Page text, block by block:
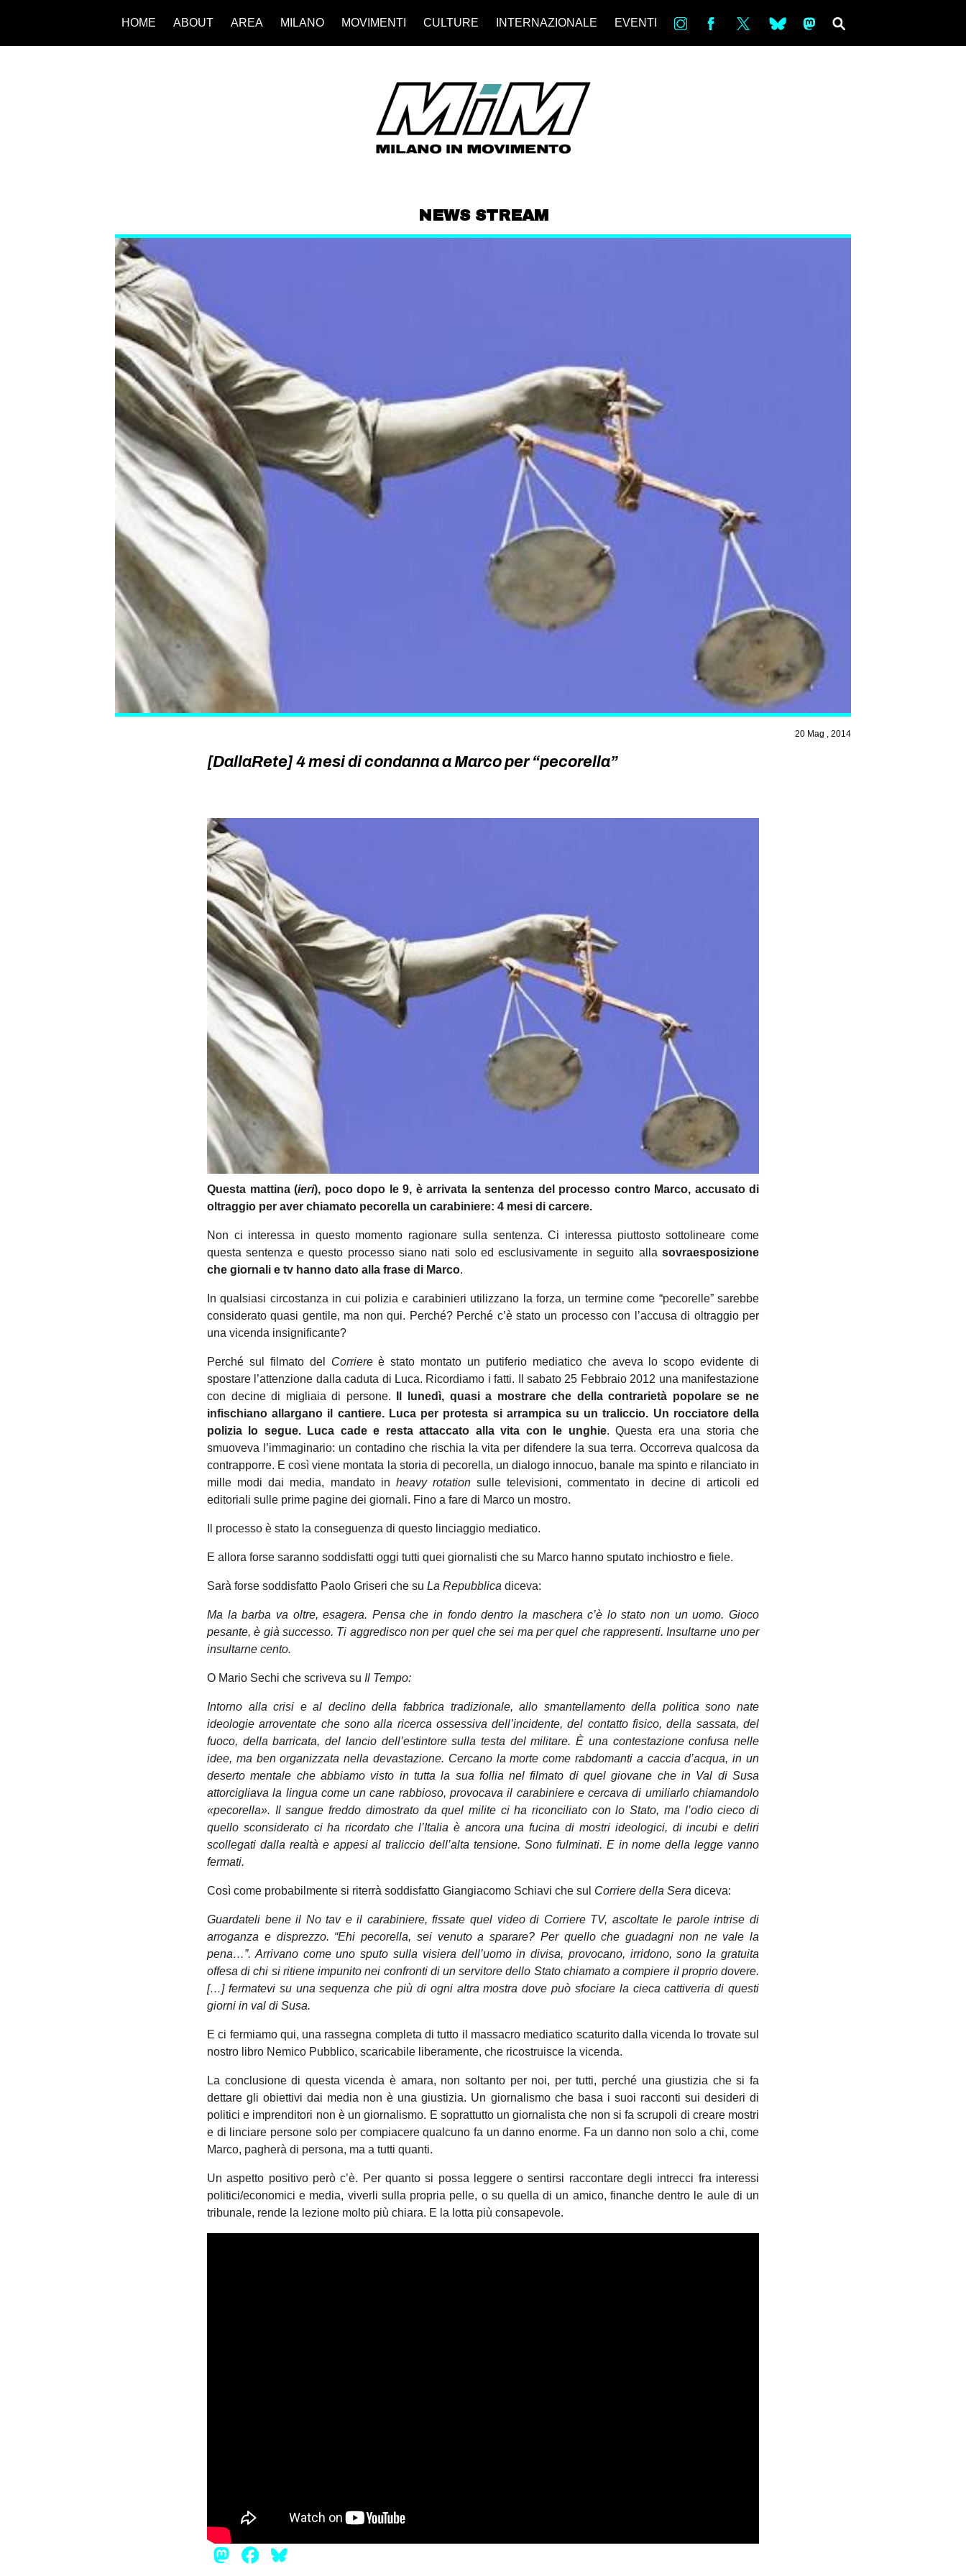
HOME ABOUT AREA MILANO MOVIMENTI CULTURE INTERNAZIONALE EVENTI in bsky ms
NEWS STREAM
20 Mag , 2014
[DallaRete] 4 mesi di condanna a Marco per “pecorella”
Questa mattina (ieri), poco dopo le 9, è arrivata la sentenza del processo contro Marco, accusato di
oltraggio per aver chiamato pecorella un carabiniere: 4 mesi di carcere.
Non ci interessa in questo momento ragionare sulla sentenza. Ci interessa piuttosto sottolineare come
questa sentenza e questo processo siano nati solo ed esclusivamente in seguito alla sovraesposizione
che giornali e tv hanno dato alla frase di Marco.
In qualsiasi circostanza in cui polizia e carabinieri utilizzano la forza, un termine come “pecorelle” sarebbe
considerato quasi gentile, ma non qui. Perché? Perché c’è stato un processo con l’accusa di oltraggio per
una vicenda insignificante?
Perché sul filmato del Corriereè stato montato un putiferio mediatico che aveva lo scopo evidente di
spostare l’attenzione dalla caduta di Luca. Ricordiamo i fatti. Il sabato 25 Febbraio 2012 una manifestazione
con decine di migliaia di persone.
Il lunedì, quasi a mostrare che della contrarietà popolare se ne
infischiano allargano il cantiere. Luca per protesta si arrampica su un traliccio. Un rocciatore della
polizia lo segue. Luca cade e resta attaccato alla vita con le unghie. Questa era una storia che
smuoveva l’immaginario: un contadino che rischia la vita per difendere la sua terra. Occorreva qualcosa da
contrapporre. E così viene montata la storia di pecorella, un dialogo innocuo, banale ma spinto e rilanciato in
mille modi dai media, mandato in heavy rotationsulle televisioni, commentato in decine di articoli ed
editoriali sulle prime pagine dei giornali. Fino a fare di Marco un mostro.
Il processo è stato la conseguenza di questo linciaggio mediatico.
E allora forse saranno soddisfatti oggi tutti quei giornalisti che su Marco hanno sputato inchiostro e fiele.
Sarà forse soddisfatto Paolo Griseri che su La Repubblica diceva:
Ma la barba va oltre, esagera. Pensa che in fondo dentro la maschera c’è lo stato non un uomo. Gioco
pesante, è già successo. Ti aggredisco non per quel che sei ma per quel che rappresenti. Insultarne uno per
insultarne cento.
O Mario Sechi che scriveva su Il Tempo:
Intorno alla crisi e al declino della fabbrica tradizionale, allo smantellamento della politica sono nate
ideologie arroventate che sono alla ricerca ossessiva dell’incidente, del contatto fisico, della sassata, del
fuoco, della barricata, del lancio dell’estintore sulla testa del militare. È una contestazione confusa nelle
idee, ma ben organizzata nella devastazione. Cercano la morte come rabdomanti a caccia d’acqua, in un
deserto mentale che abbiamo visto in tutta la sua follia nel filmato di quel giovane che in Val di Susa
attorcigliava la lingua come un cane rabbioso, provocava il carabiniere e cercava di umiliarlo chiamandolo
«pecorella». Il sangue freddo dimostrato da quel milite ci ha riconciliato con lo Stato, ma l’odio cieco di
quello sconsiderato ci ha ricordato che l’Italia è ancora una fucina di mostri ideologici, di incubi e deliri
scollegati dalla realtà e appesi al traliccio dell’alta tensione. Sono fulminati. E in nome della legge vanno
fermati.
Così come probabilmente si riterrà soddisfatto Giangiacomo Schiavi che sul Corriere della Sera diceva:
Guardateli bene il No tav e il carabiniere, fissate quel video di Corriere TV, ascoltate le parole intrise di
arroganza e disprezzo. “Ehi pecorella, sei venuto a sparare? Per quello che guadagni non ne vale la
pena…”. Arrivano come uno sputo sulla visiera dell’uomo in divisa, provocano, irridono, sono la gratuita
offesa di chi si ritiene impunito nei confronti di un servitore dello Stato chiamato a compiere il proprio dovere.
[…] fermatevi su una sequenza che più di ogni altra mostra dove può sfociare la cieca cattiveria di questi
giorni in val di Susa.
E ci fermiamo qui, una rassegna completa di tutto il massacro mediatico scaturito dalla vicenda lo trovate sul
nostro libro Nemico Pubblico, scaricabile liberamente, che ricostruisce la vicenda.
La conclusione di questa vicenda è amara, non soltanto per noi, per tutti, perché una giustizia che si fa
dettare gli obiettivi dai media non è una giustizia. Un giornalismo che basa i suoi racconti sui desideri di
politici e imprenditori non è un giornalismo. E soprattutto un giornalista che non si fa scrupoli di creare mostri
e di linciare persone solo per compiacere qualcuno fa un danno enorme. Fa un danno non solo a chi, come
Marco, pagherà di persona, ma a tutti quanti.
Un aspetto positivo però c’è. Per quanto si possa leggere o sentirsi raccontare degli intrecci fra interessi
politici/economici e media, viverli sulla propria pelle, o su quella di un amico, finanche dentro le aule di un
tribunale, rende la lezione molto più chiara. E la lotta più consapevole.
Mastodon
Facebook